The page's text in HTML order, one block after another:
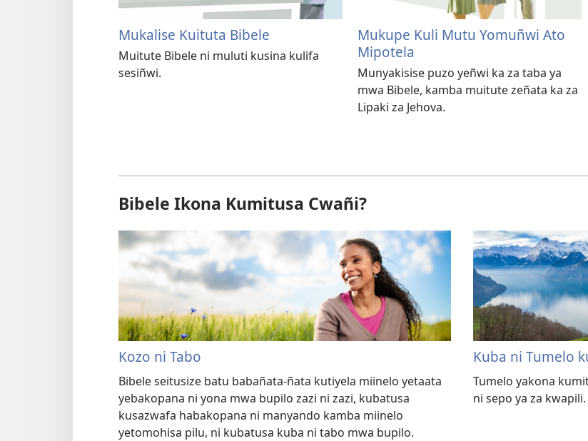
Mukalise Kuituta Bibele
Muitute Bibele ni muluti kusina kulifa
sesiñwi.
Mukupe Kuli Mutu Yomuñwi Ato
Mipotela
Munyakisise puzo yeñwi ka za taba ya
mwa Bibele, kamba muitute zeñata ka za
Lipaki za Jehova.
Bibele Ikona Kumitusa Cwañi?
Kozo ni Tabo
Bibele seitusize batu babañata-ñata kutiyela miinelo yetaata
yebakopana ni yona mwa bupilo zazi ni zazi, kubatusa
kusazwafa habakopana ni manyando kamba miinelo
yetomohisa pilu, ni kubatusa kuba ni tabo mwa bupilo.
Kuba ni Tumelo
Tumelo yakona
ni sepo ya za kwapili.